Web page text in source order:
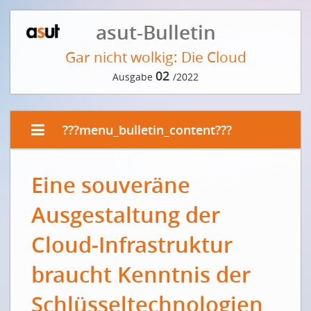
asut-Bulletin
Gar nicht wolkig: Die Cloud
Ausgabe 02 /2022
???menu_bulletin_content???
Eine Wolke aus Daten
EDITORIAL VON CATRIN HINKEL
Die sichere Innovationsplattform
Une plate-forme d'innovation sûre
INTERVIEW MIT JÖRG THOMANN
Die Cloud – ein Überblick
Eine souveräne
Ausgestaltung der
Cloud-Infrastruktur
braucht Kenntnis der
Schlüsseltechnologien